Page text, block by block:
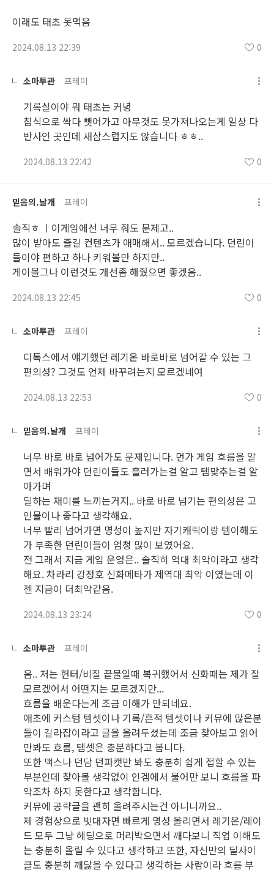
이래도 태초 못먹음
2024.08.13 22:39 0
소마투관 프레이
기록실이야 뭐 태초는 커녕
침식으로 싹다 뺏어가고 아무것도 못가져나오는게 일상 다
반사인 곳인데 새삼스럽지도 않습니다 ㅎㅎ..
2024.08.13 22:42 0
믿음의.날개 프레이
솔직ㅎ ㅣ이게임에선 너무 줘도 문제고..
많이 받아도 즐길 컨텐츠가 애매해서.. 모르겠습니다. 던린이
들이야 편하고 하나 키워볼만 하지만..
게이볼그나 이런것도 개선좀 해줬으면 좋겠음..
2024.08.13 22:45 0
소마투관 프레이
디톡스에서 얘기했던 레기온 바로바로 넘어갈 수 있는 그
편의성? 그것도 언제 바꾸려는지 모르겠네여
2024.08.13 22:53 0
믿음의.날개 프레이
너무 바로 바로 넘어가도 문제입니다. 먼가 게임 흐름을 알
면서 배워가야 던린이들도 흘러가는걸 알고 템맞추는걸 알
아가며
딜하는 재미를 느끼는거지.. 바로 바로 넘기는 편의성은 고
인물이나 좋다고 생각해요.
너무 빨리 넘어가면 명성이 높지만 자기캐릭이랑 템이해도
가 부족한 던린이들이 엄청 많이 보였어요.
전 그래서 지금 게임 운영은.. 솔직히 역대 최악이라고 생각
해요. 차라리 강정호 신화메타가 제역대 최악 이였는데 이
젠 지금이 더최악같음.
2024.08.13 23:24 0
소마투관 프레이
음.. 저는 헌터/비질 끝물일때 복귀했어서 신화때는 제가 잘
모르겠어서 어떤지는 모르겠지만...
흐름을 배운다는게 조금 이해가 안되네요.
애초에 커스텀 템셋이나 기록/흔적 템셋이나 커뮤에 많은분
들이 길라잡이라고 글을 올려두셨는데 조금 찾아보고 읽어
만봐도 흐름, 템셋은 충분하다고 봅니다.
또한 맥스나 던담 던파캣만 봐도 충분히 쉽게 접할 수 있는
부분인데 찾아볼 생각없이 인겜에서 물어만 보니 흐름을 파
악조차 하지 못한다고 생각합니다.
커뮤에 공략글을 괜히 올려주시는건 아니니까요..
제 경험상으로 빗대자면 빠르게 명성 올리면서 레기온/레이
드 모두 그냥 헤딩으로 머리박으면서 깨다보니 직업 이해도
는 충분히 올릴 수 있다고 생각하고 또한, 자신만의 딜사이
클도 충분히 깨닳을 수 있다고 생각하는 사람이라 흐름 부